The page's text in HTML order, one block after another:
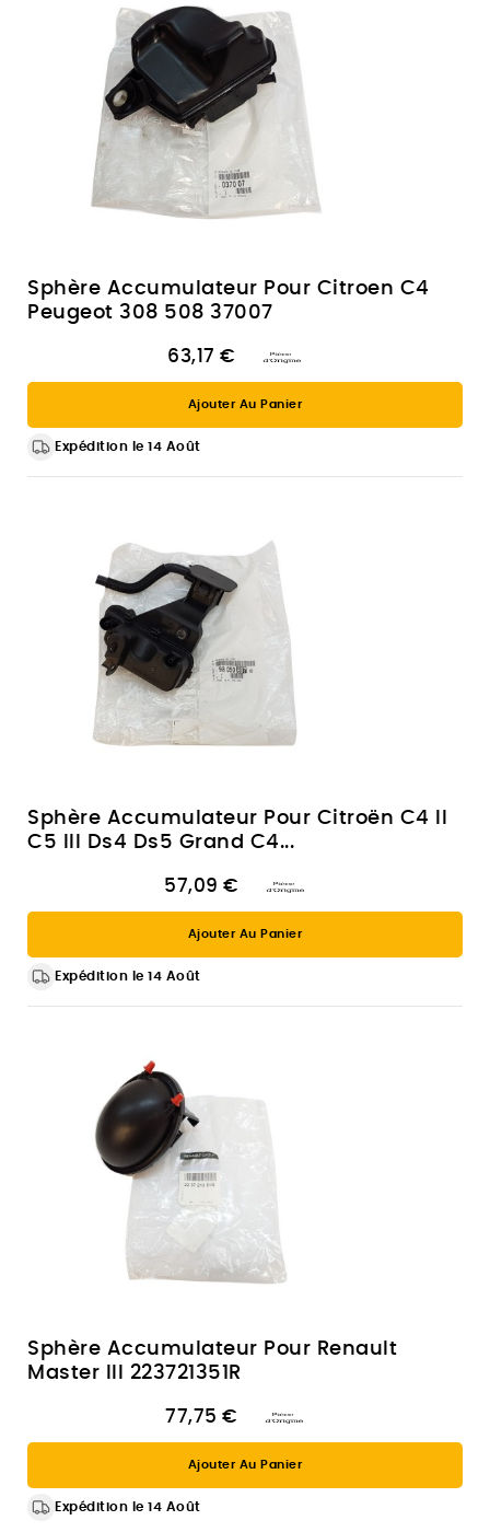
Sphère Accumulateur Pour Citroen C4
Peugeot 308 508 37007
63,17 €
Ajouter Au Panier
Expédition le 14 Août
Sphère Accumulateur Pour Citroën C4 II
C5 III Ds4 Ds5 Grand C4...
57,09 €
Ajouter Au Panier
Expédition le 14 Août
Sphère Accumulateur Pour Renault
Master III 223721351R
77,75 €
Ajouter Au Panier
Expédition le 14 Août